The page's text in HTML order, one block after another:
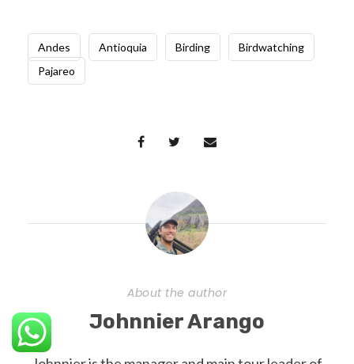
Andes Antioquia Birding
Birdwatching
Pajareo
About the author
Johnnier Arango